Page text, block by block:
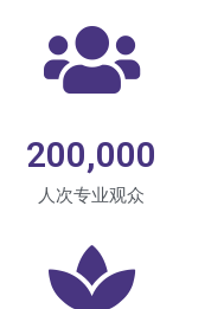
人次专业观众
200,000